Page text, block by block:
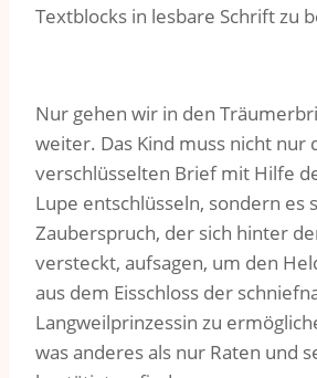
Textblocks in lesbare Schrift zu
Nur gehen wir in den
weiter. Das Kind muss nicht nur
verschlüsselten Brief mit Hilfe
Lupe entschlüsseln, sondern es
Zauberspruch, der sich hinter
versteckt, aufsagen, um den
aus dem Eisschloss der
Langweilprinzessin zu
was anderes als nur Raten und